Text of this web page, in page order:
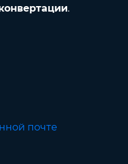
.
почте